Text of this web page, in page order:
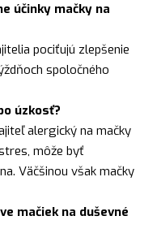
účinky mačky na
pociťujú zlepšenie
spoločného
úzkosť?
alergický na mačky
môže byť
Väčšinou však mačky
mačiek na duševné